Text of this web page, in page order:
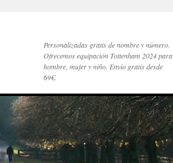
Personalizadas gratis de nombre y número.
Ofrecemos equipación Tottenham 2024 para
hombre, mujer y niño. Envío gratis desde
69€.